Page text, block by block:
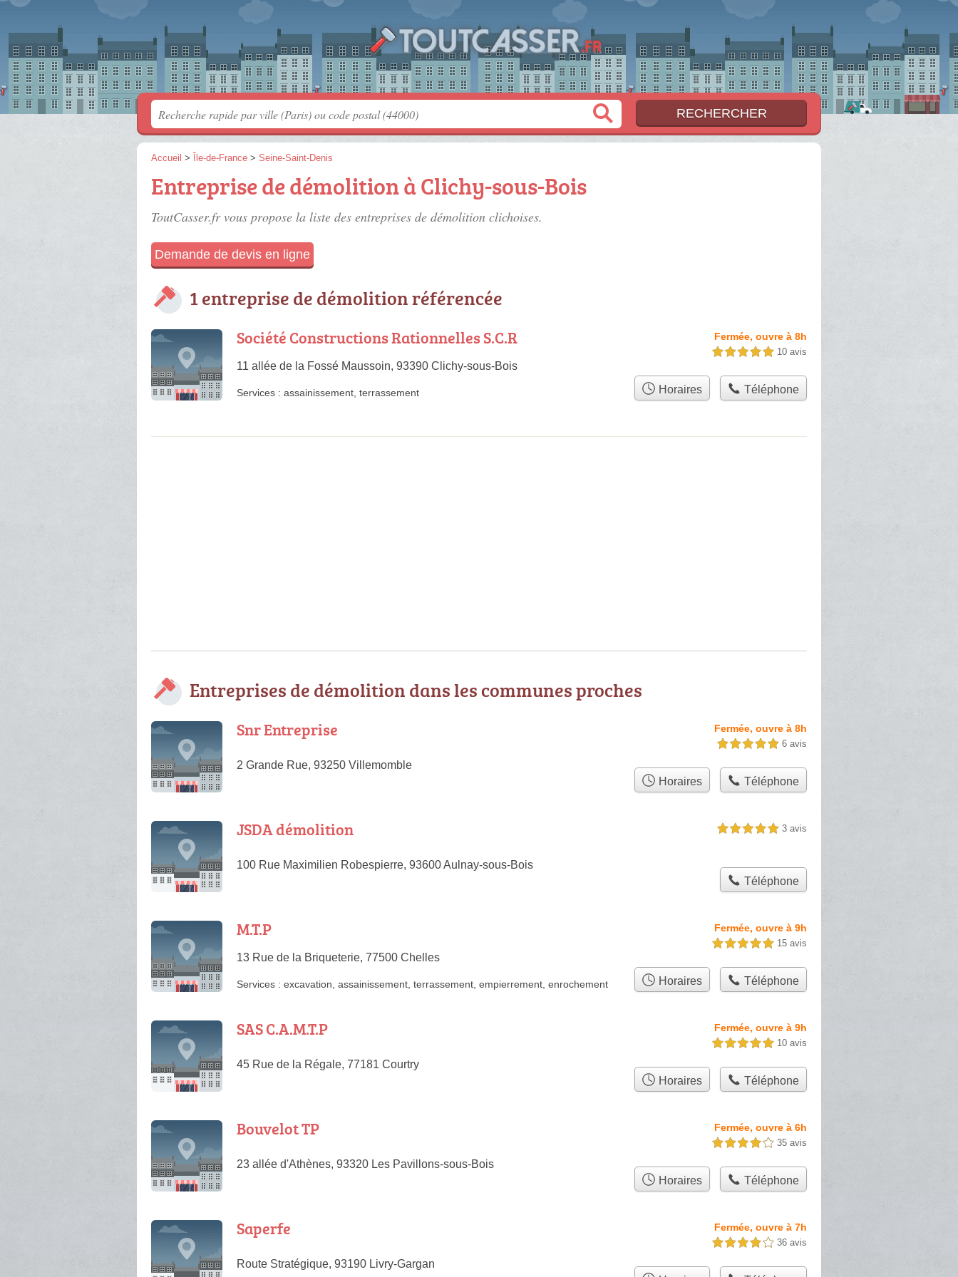
Accueil > Île-de-France > Seine-Saint-Denis
Entreprise de démolition à Clichy-sous-Bois
ToutCasser.fr vous propose la liste des entreprises de démolition clichoises.
Demande de devis en ligne
1 entreprise de démolition référencée
Société Constructions Rationnelles S.C.R
11 allée de la Fossé Maussoin, 93390 Clichy-sous-Bois
Fermée, ouvre à 8h
5,0 étoiles sur 5 10 avis
Services : assainissement terrassement Horaires Téléphone
Entreprises de démolition dans les communes proches
Snr Entreprise
2 Grande Rue, 93250 Villemomble
Fermée, ouvre à 8h
5,0 étoiles sur 5 6 avis
Horaires Téléphone
JSDA démolition
100 Rue Maximilien Robespierre, 93600 Aulnay-sous-Bois
5,0 étoiles sur 5 3 avis
Téléphone
M.T.P
13 Rue de la Briqueterie, 77500 Chelles
Fermée, ouvre à 9h
5,0 étoiles sur 5 15 avis
Services : excavation assainissement terrassement empierrement enrochement Horaires Téléphone
SAS C.A.M.T.P
45 Rue de la Régale, 77181 Courtry
Fermée, ouvre à 9h
5,0 étoiles sur 5 10 avis
Horaires Téléphone
Bouvelot TP
23 allée d'Athènes, 93320 Les Pavillons-sous-Bois
Fermée, ouvre à 6h
4,0 étoiles sur 5 35 avis
Horaires Téléphone
Saperfe
Route Stratégique, 93190 Livry-Gargan
Fermée, ouvre à 7h
4,0 étoiles sur 5 36 avis